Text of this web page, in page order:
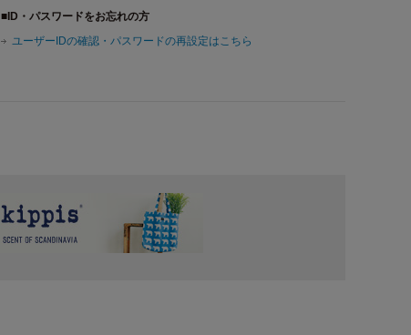
■ID・パスワードをお忘れの方
ユーザーIDの確認・パスワードの再設定はこちら